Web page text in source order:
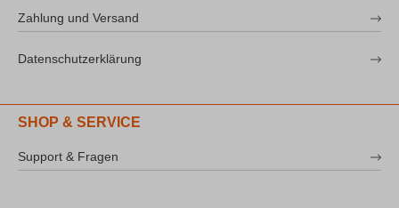
Zahlung und Versand
Datenschutzerklärung
SHOP & SERVICE
Support & Fragen